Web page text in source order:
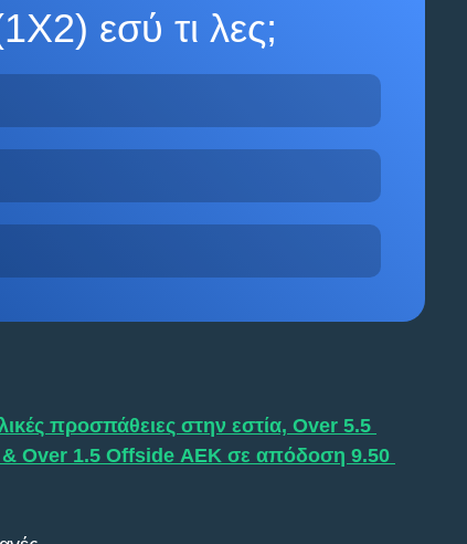
εσύ τι λες;
προσπάθειες στην εστία, Over 5.5
Over 1.5 Offside ΑΕΚ σε απόδοση 9.50